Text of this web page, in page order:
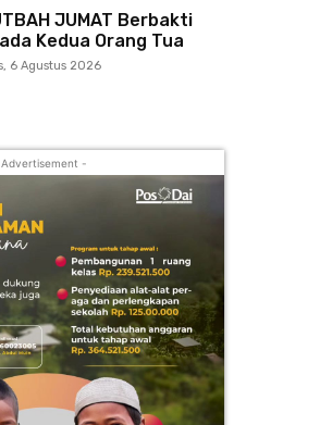
JUMAT Berbakti
Kedua Orang Tua
6 Agustus 2026
-